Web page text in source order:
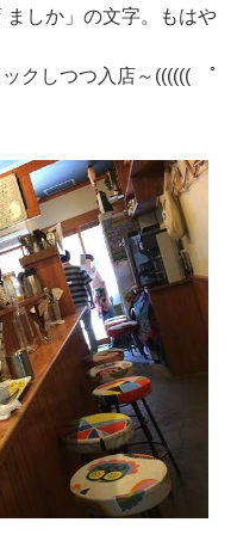
しか」の文字。もはや
クしつつ入店～(((((( ﾟ